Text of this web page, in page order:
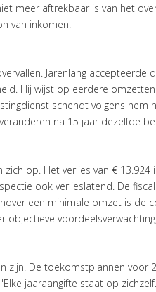
meer aftrekbaar is van het
van inkomen.
Jarenlang accepteerde
Hij wijst op eerdere
schendt volgens hem
na 15 jaar dezelfde
op. Het verlies van €
ook verlieslatend. De
een minimale omzet is de
De toekomstplannen voor
jaaraangifte staat op